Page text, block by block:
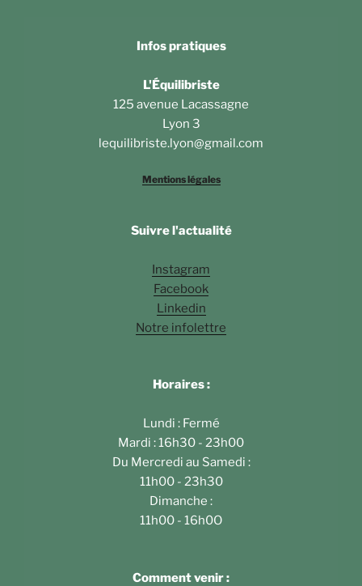
Infos pratiques
L'Équilibriste
125 avenue Lacassagne
Lyon 3
lequilibriste.lyon@gmail.com
Mentions légales
Suivre l'actualité
Instagram
Facebook
Linkedin
Notre infolettre
Horaires :
Lundi : Fermé
Mardi : 16h30 - 23h00
Du Mercredi au Samedi :
11h00 - 23h30
Dimanche :
11h00 - 16h0O
Comment venir :